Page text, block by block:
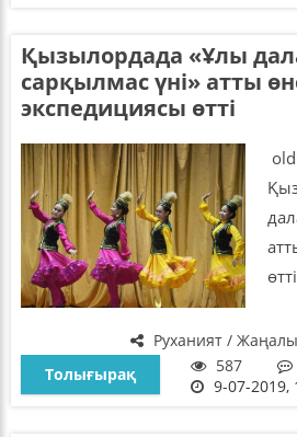
Қызылордада «Ұлы
сарқылмас үні» атты
экспедициясы өтті
Руханият /
Толығырақ
587
9-07-2019,